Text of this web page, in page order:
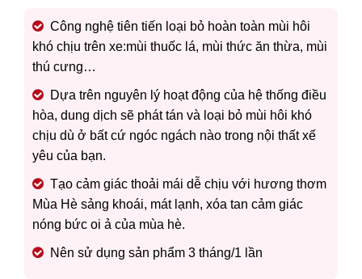
was:
400.000 ₫.
price
is:
330.000 ₫.
Công nghệ tiên tiến loại bỏ hoàn toàn mùi hôi
khó chịu trên xe:mùi thuốc lá, mùi thức ăn thừa, mùi
thú cưng…
Dựa trên nguyên lý hoạt động của hệ thống điều
hòa, dung dịch sẽ phát tán và loại bỏ mùi hôi khó
chịu dù ở bất cứ ngóc ngách nào trong nội thất xế
yêu của bạn.
Tạo cảm giác thoải mái dễ chịu với hương thơm
Mùa Hè sảng khoái, mát lạnh, xóa tan cảm giác
nóng bức oi ả của mùa hè.
Nên sử dụng sản phẩm 3 tháng/1 lần